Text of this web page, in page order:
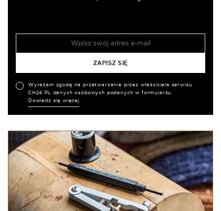
Wyrażam zgodę na przetwarzanie przez właściciela serwisu
CH24.PL danych osobowych podanych w formularzu.
Dowiedz się więcej